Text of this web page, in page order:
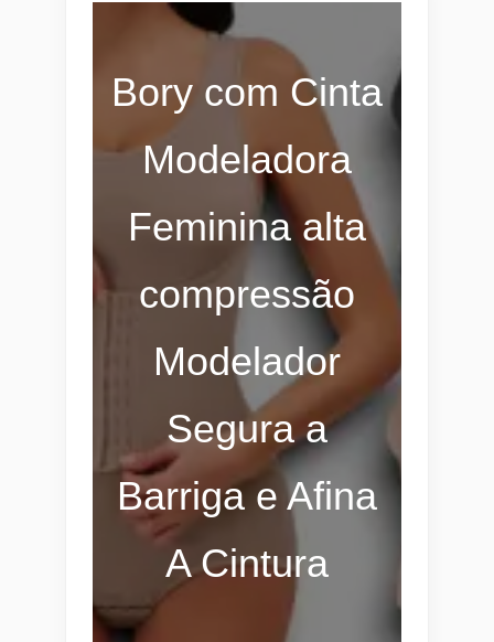
Bory com Cinta
Modeladora
Feminina alta
compressão
Modelador
Segura a
Barriga e Afina
A Cintura